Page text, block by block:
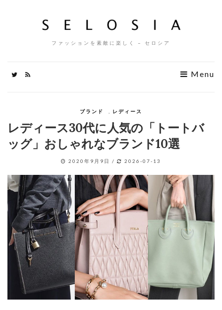
ファッションを素敵に楽しく – セロシア
Menu
ブランド レディース
レディース30代に人気の「トートバ
ッグ」おしゃれなブランド10選
2020年9月9日 / 2026-07-13